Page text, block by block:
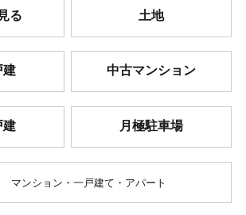
る 土地
建 中古マンション
建 月極駐車場
マンション・一戸建て・アパート